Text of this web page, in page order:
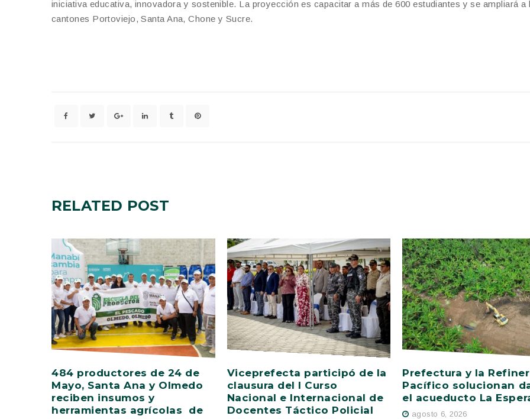
iniciativa educativa, innovadora y sostenible. La proyección es capacitar a más de 600 estudiantes y se ampliará a
cantones Portoviejo, Santa Ana, Chone y Sucre.
RELATED POST
484 productores de 24 de
Mayo, Santa Ana y Olmedo
reciben insumos y
herramientas agrícolas de
Viceprefecta participó de la
clausura del I Curso
Nacional e Internacional de
Docentes Táctico Policial
Prefectura y la
Pacífico solucionan
el acueducto La
agosto 6, 2026